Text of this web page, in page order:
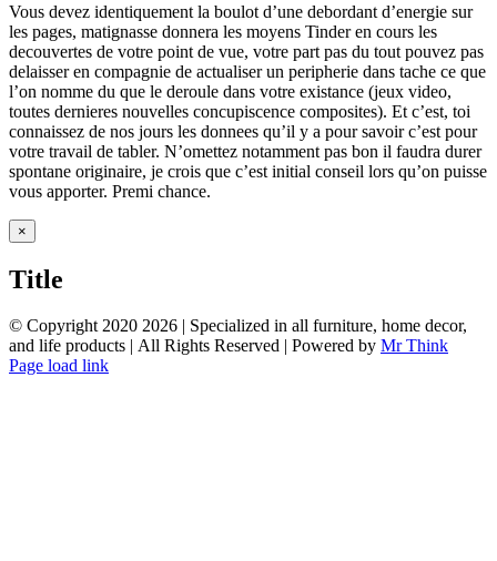
Vous devez identiquement la boulot d’une debordant d’energie sur
les pages, matignasse donnera les moyens Tinder en cours les
decouvertes de votre point de vue, votre part pas du tout pouvez pas
delaisser en compagnie de actualiser un peripherie dans tache ce que
l’on nomme du que le deroule dans votre existance (jeux video,
toutes dernieres nouvelles concupiscence composites). Et c’est, toi
connaissez de nos jours les donnees qu’il y a pour savoir c’est pour
votre travail de tabler. N’omettez notamment pas bon il faudra durer
spontane originaire, je crois que c’est initial conseil lors qu’on puisse
vous apporter. Premi chance.
Close
product
view
×
Title
© Copyright 2020 2026 | Specialized in all furniture, home decor,
and life products | All Rights Reserved | Powered by Mr Think
Facebook
Twitter
Instagram
Pinterest
Page load link